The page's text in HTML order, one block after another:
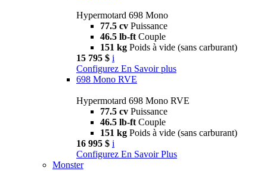
Hypermotard 698 Mono
77.5 cv Puissance
46.5 lb-ft Couple
151 kg Poids à vide (sans carburant)
15 795 $ i
Configurez En Savoir plus
698 Mono RVE
Hypermotard 698 Mono RVE
77.5 cv Puissance
46.5 lb-ft Couple
151 kg Poids à vide (sans carburant)
16 995 $ i
Configurez En Savoir Plus
Monster